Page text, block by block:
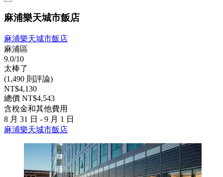
麻浦樂天城市飯店
麻浦樂天城市飯店
麻浦區
9.0/10
太棒了
(1,490 則評論)
NT$4,130
總價 NT$4,543
含稅金和其他費用
8 月 31 日 - 9 月 1 日
麻浦樂天城市飯店